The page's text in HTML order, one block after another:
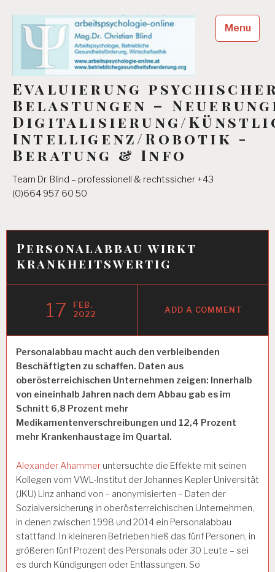
content
Evaluierung
Belastungen –
Digitalisierung/
Intelligenz/Robotik -
Beratung & Info
Team Dr. Blind – professionell & rechtssicher +43
(0)664 957 60 50
Menu
Personalabbau wirkt
krankheitswertig
17
FEB.
2022
ADD A COMMENT
Personalabbau macht auch den verbleibenden
Beschäftigten zu schaffen. Daten aus
oberösterreichischen Unternehmen zeigen: Innerhalb
von eineinhalb Jahren nach dem Abbau gab es im
Schnitt 6,8 Prozent mehr
Medikamentenverschreibungen und 12,4 Prozent
mehr Krankenhaustage im Quartal.
Alexander Ahammer untersuchte die Effekte mit seinen
Kollegen vom VWL-Institut der Johannes Kepler Universität
(JKU) Linz anhand von – anonymisierten – Daten der
Sozialversicherung in oberösterreichischen Unternehmen,
in denen zwischen 1998 und 2014 ein Personalabbau
stattfand. In kleineren Betrieben hieß das fünf Personen, in
größeren fünf Prozent des Personals oder 30 Leute – sei
es durch Kündigungen oder Entlassungen. So